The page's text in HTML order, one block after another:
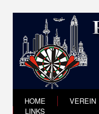
HOME VEREIN
LINKS